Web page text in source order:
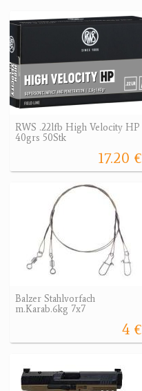
RWS .22lfb High Velocity HP
40grs 50Stk
17.20 €
Balzer Stahlvorfach
m.Karab.6kg 7x7
4 €